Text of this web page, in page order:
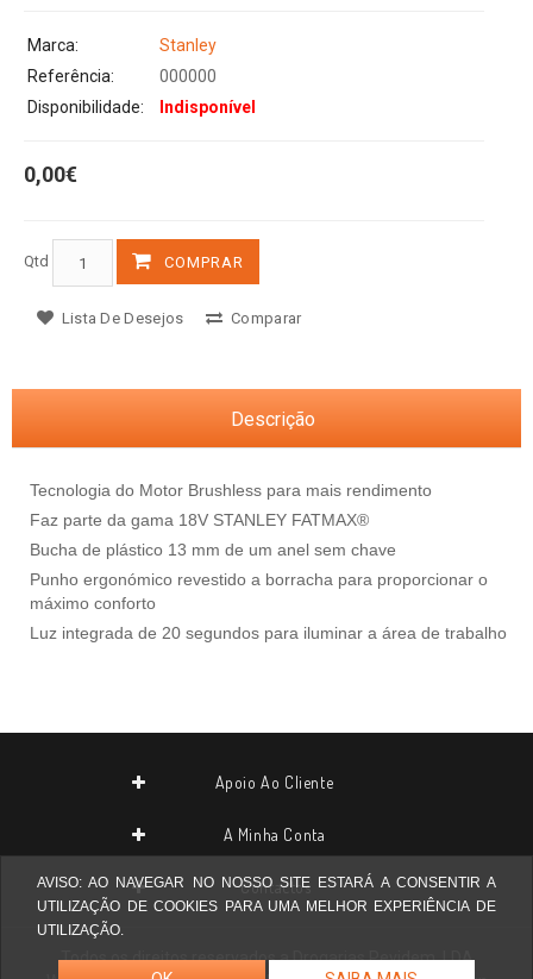
Marca:
Stanley
Referência:
000000
Disponibilidade:
Indisponível
0,00€
Qtd COMPRAR
Lista De Desejos Comparar
Descrição
Tecnologia do Motor Brushless para mais rendimento
Faz parte da gama 18V STANLEY FATMAX®
Bucha de plástico 13 mm de um anel sem chave
Punho ergonómico revestido a borracha para proporcionar o
máximo conforto
Luz integrada de 20 segundos para iluminar a área de trabalho
AVISO: AO NAVEGAR NO NOSSO SITE ESTARÁ A CONSENTIR A
UTILIZAÇÃO DE COOKIES PARA UMA MELHOR EXPERIÊNCIA DE
UTILIZAÇÃO.
Apoio Ao Cliente
A Minha Conta
Contactos
Todos os direitos reservados aDrogarias Pevidem, LDA